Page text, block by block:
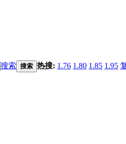
搜索 搜索 热搜: 1.76 1.80 1.85 1.95